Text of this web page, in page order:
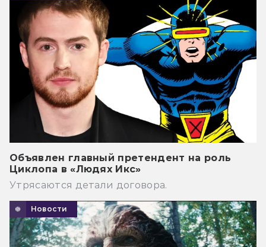
Объявлен главный претендент на роль
Циклопа в «Людях Икс»
Утрясаются детали договора.
Новости